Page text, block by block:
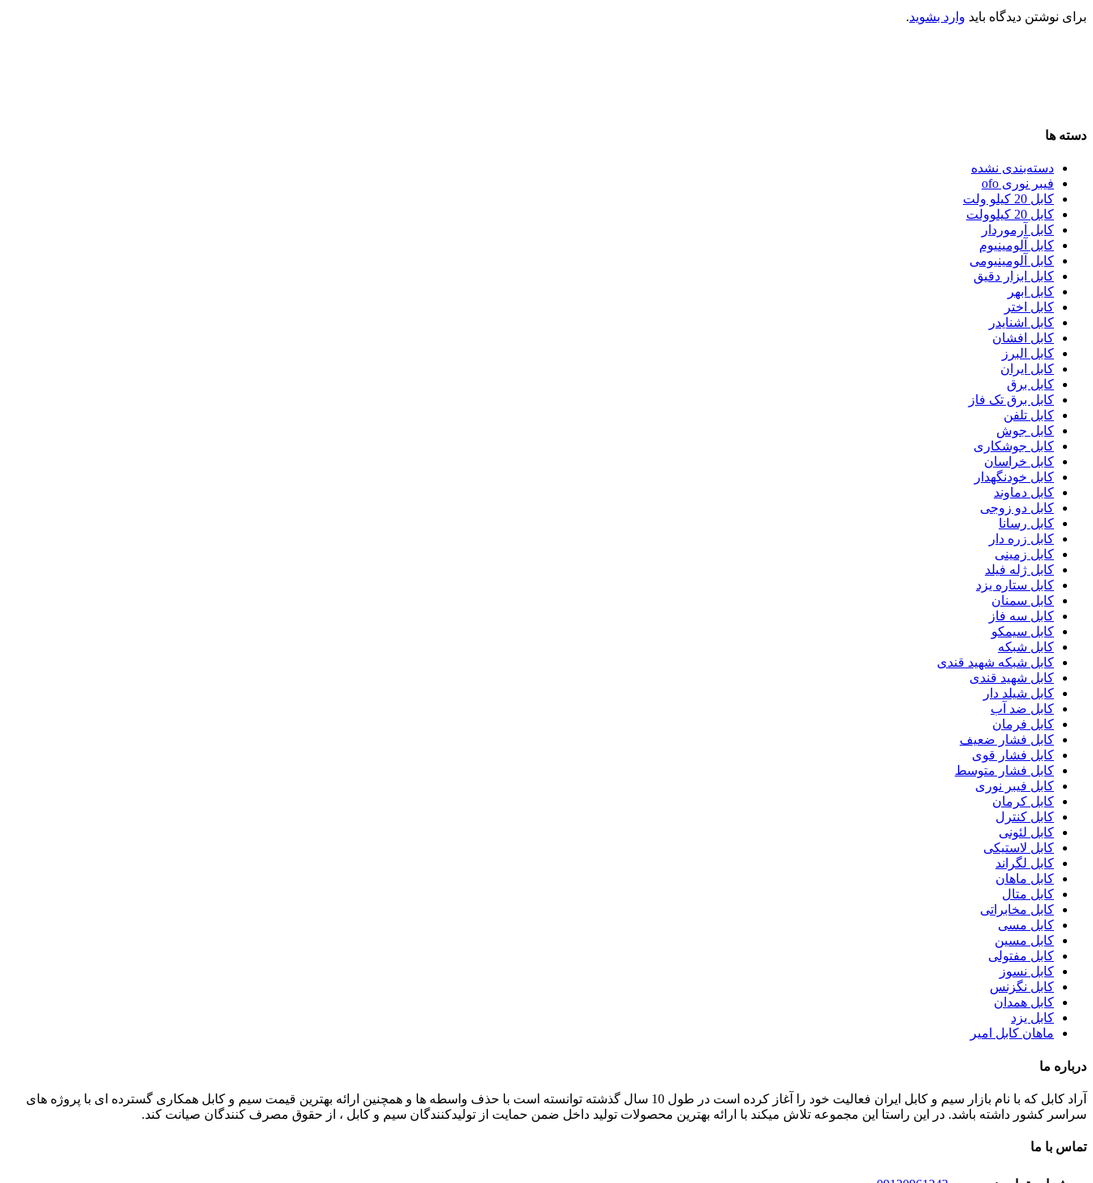
برای نوشتن دیدگاه باید وارد بشوید.
دسته ها
دسته‌بندی نشده
فیبر نوری ofo
کابل 20 کیلو ولت
کابل 20 کیلوولت
کابل آرموردار
کابل آلومینیوم
کابل آلومینیومی
کابل ابزار دقیق
کابل ابهر
کابل اختر
کابل اشنایدر
کابل افشان
کابل البرز
کابل ایران
کابل برق
کابل برق تک فاز
کابل تلفن
کابل جوش
کابل جوشکاری
کابل خراسان
کابل خودنگهدار
کابل دماوند
کابل دو زوجی
کابل رسانا
کابل زره دار
کابل زمینی
کابل ژله فیلد
کابل ستاره یزد
کابل سمنان
کابل سه فاز
کابل سیمکو
کابل شبکه
کابل شبکه شهید قندی
کابل شهید قندی
کابل شیلد دار
کابل ضد آب
کابل فرمان
کابل فشار ضعیف
کابل فشار قوی
کابل فشار متوسط
کابل فیبر نوری
کابل کرمان
کابل کنترل
کابل لئونی
کابل لاستیکی
کابل لگراند
کابل ماهان
کابل متال
کابل مخابراتی
کابل مسی
کابل مسین
کابل مفتولی
کابل نسوز
کابل نگزنس
کابل همدان
کابل یزد
ماهان کابل امیر
درباره ما
آراد کابل که با نام بازار سیم و کابل ایران فعالیت خود را آغاز کرده است در طول 10 سال گذشته توانسته است با حذف واسطه ها و همچنین ارائه بهترین قیمت سیم و کابل همکاری گسترده ای با پروژه های
سراسر کشور داشته باشد. در این راستا این مجموعه تلاش میکند با ارائه بهترین محصولات تولید داخل ضمن حمایت از تولیدکنندگان سیم و کابل ، از حقوق مصرف کنندگان صیانت کند.
تماس با ما